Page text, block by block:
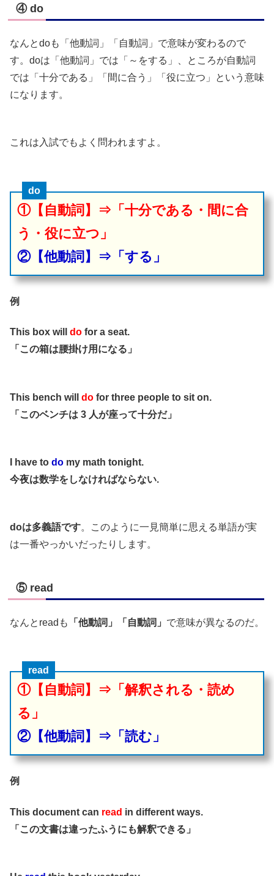
④ do
なんとdoも「他動詞」「自動詞」で意味が変わるので
す。doは「他動詞」では「～をする」、ところが自動詞
では「十分である」「間に合う」「役に立つ」という意味
になります。
これは入試でもよく問われますよ。
do
①【自動詞】⇒「十分である・間に合
う・役に立つ」
②【他動詞】⇒「する」
例
This box will do for a seat.
「この箱は腰掛け用になる」
This bench will do for three people to sit on.
「このベンチは 3 人が座って十分だ」
I have to do my math tonight.
今夜は数学をしなければならない.
doは多義語です。このように一見簡単に思える単語が実
は一番やっかいだったりします。
⑤ read
なんとreadも 「他動詞」「自動詞」 で意味が異なるのだ。
read
①【自動詞】⇒「解釈される・読め
る」
②【他動詞】⇒「読む」
例
This document can read in different ways.
「この文書は違ったふうにも解釈できる」